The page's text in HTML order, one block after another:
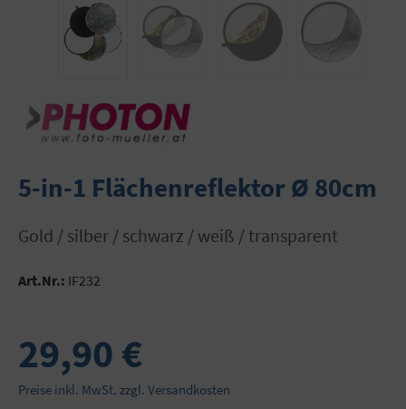
5-in-1 Flächenreflektor Ø 80cm
gold / silber / schwarz / weiß / transparent
Art.Nr.: IF232
29,90 €
Preise inkl. MwSt. zzgl. Versandkosten